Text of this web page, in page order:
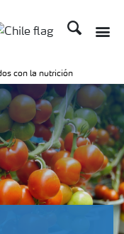
Buscar
con la nutrición